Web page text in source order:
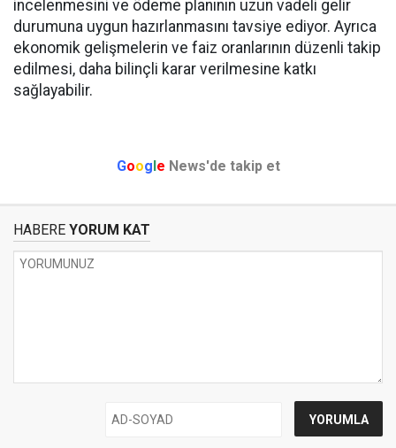
incelenmesini ve ödeme planının uzun vadeli gelir
durumuna uygun hazırlanmasını tavsiye ediyor. Ayrıca
ekonomik gelişmelerin ve faiz oranlarının düzenli takip
edilmesi, daha bilinçli karar verilmesine katkı
sağlayabilir.
Google News'de takip et
HABERE YORUM KAT